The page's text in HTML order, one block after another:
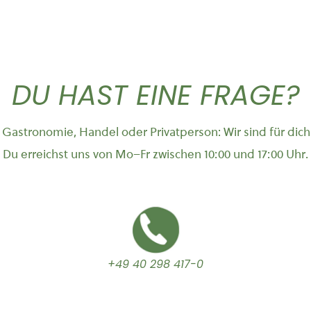
DU HAST EINE FRAGE?
Handel oder Privatperson: Wir sind für
Du erreichst uns von Mo–Fr zwischen 10:00 und 17:00 Uhr.
+49 40 298 417-0